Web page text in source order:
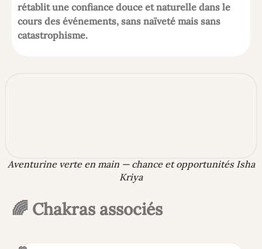
rétablit une confiance douce et naturelle dans le
cours des événements, sans naïveté mais sans
catastrophisme.
Aventurine verte en main — chance et opportunités Isha
Kriya
🌈 Chakras associés